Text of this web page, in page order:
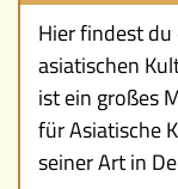
Hier findest
asiatischen
ist ein großes
für Asiatische
seiner Art in